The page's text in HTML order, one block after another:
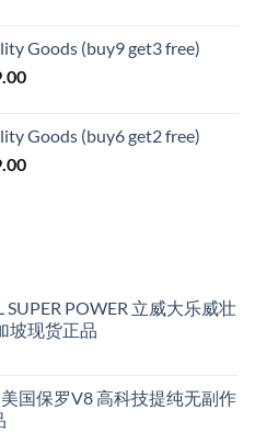
through
S$209.00
Goods (buy9 get3 free)
Price
through
S$209.00
Goods (buy6 get2 free)
Price
SUPER POWER 立威大乐威壮
坡现货正品
国保罗V8 高科技提纯无副作